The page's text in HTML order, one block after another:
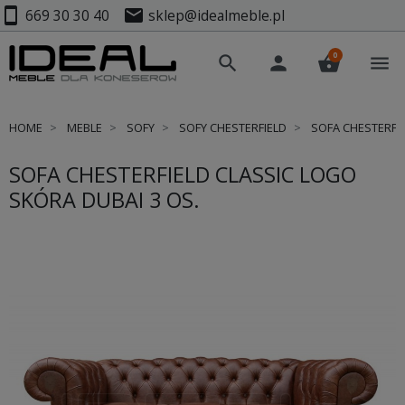
smartphone 669 30 30 40 mail sklep@idealmeble.pl
search person shopping_basket
0 menu
HOME MEBLE SOFY SOFY CHESTERFIELD SOFA
SOFA CHESTERFIELD CLASSIC LOGO
SKÓRA DUBAI 3 OS.